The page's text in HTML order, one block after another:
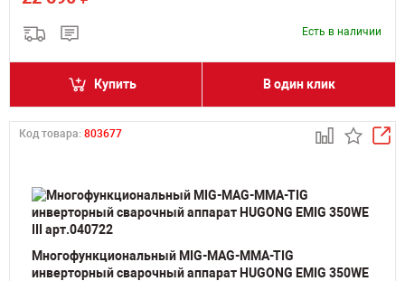
Есть в наличии
Купить В один клик
Код товара: 803677
Многофункциональный MIG-MAG-MMA-TIG
инверторный сварочный аппарат HUGONG EMIG 350WE